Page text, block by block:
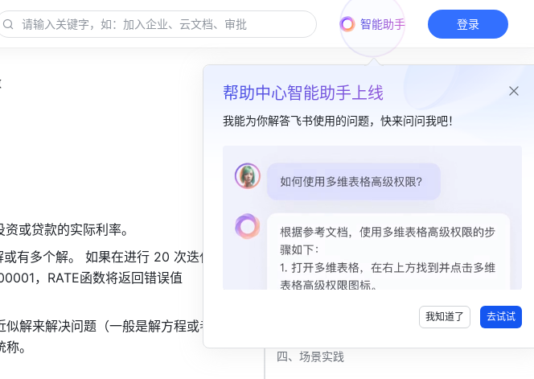
智能助手
帮助中心智能助手上线
我能为你解答飞书使用的问题，快来问问我吧！
我知道了 去试试
登录
或贷款的实际利率。
有多个解。 如果在进行 20 次迭代计
，RATE函数将返回错误值
解来解决问题（一般是解方程或者方
称。
二、函数解读​
三、操作步骤​
四、场景实践​